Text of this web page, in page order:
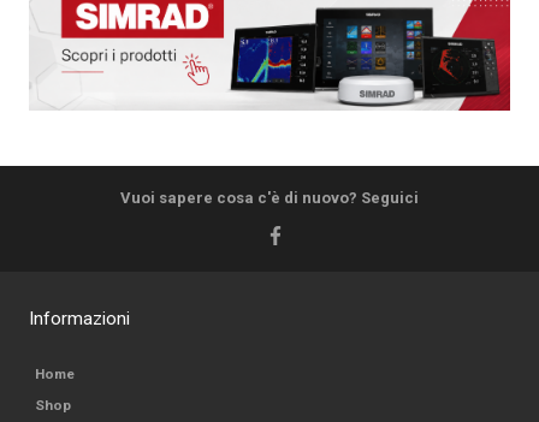
Vuoi sapere cosa c'è di nuovo? Seguici
Informazioni
Home
Shop